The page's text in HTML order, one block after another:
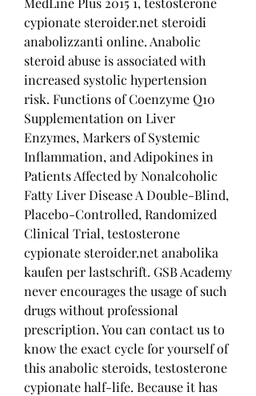
cypionate steroider.net steroidi
anabolizzanti online. Anabolic
steroid abuse is associated with
increased systolic hypertension
risk. Functions of Coenzyme Q10
Supplementation on Liver
Enzymes, Markers of Systemic
Inflammation, and Adipokines in
Patients Affected by Nonalcoholic
Fatty Liver Disease A Double-Blind,
Placebo-Controlled, Randomized
Clinical Trial, testosterone
cypionate steroider.net anabolika
kaufen per lastschrift. GSB Academy
never encourages the usage of such
drugs without professional
prescription. You can contact us to
know the exact cycle for yourself of
this anabolic steroids, testosterone
cypionate half-life. Because it has